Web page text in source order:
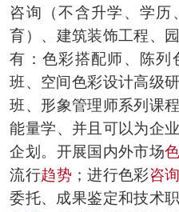
咨询 （不含升学 、学历
育）、 建筑装饰工程、
有 ：色彩搭配师、陈列
班、空间色彩设计高级
班、 形象管理师系列课程
能量学、 并且可以为企
企划 。 开展国内外市场
流行趋势 ；进行色彩咨询
委托、成果鉴定和技术